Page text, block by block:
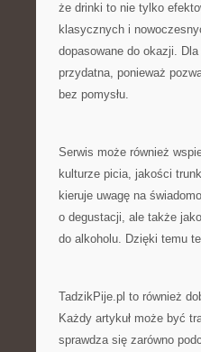
że drinki to nie tylko
klasycznych i
dopasowane do okazji.
przydatna, ponieważ
bez pomysłu.
Serwis może również
kulturze picia, jakości
kieruje uwagę na
o degustacji, ale także
do alkoholu. Dzięki temu
TadzikPije.pl to również
Każdy artykuł może być
sprawdza się zarówno